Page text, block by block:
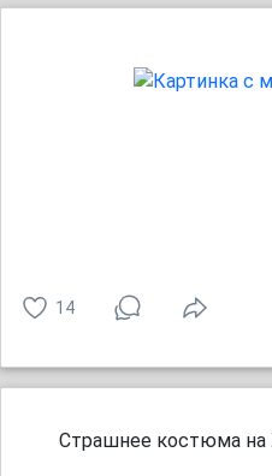
14
Cтpaшнee кocтюмa нa